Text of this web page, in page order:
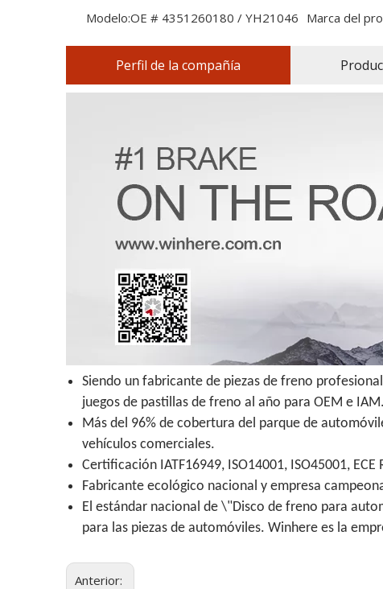
Modelo:OE # 4351260180 / YH21046 Marca del
Perfil de la compañía
Siendo un fabricante de piezas de freno
juegos de pastillas de freno al año para OEM e IAM.
Más del 96% de cobertura del parque de
vehículos comerciales.
Certificación IATF16949, ISO14001, ISO45001, ECE
Fabricante ecológico nacional y empresa
El estándar nacional de \"Disco de freno para
para las piezas de automóviles. Winhere es la
Anterior: